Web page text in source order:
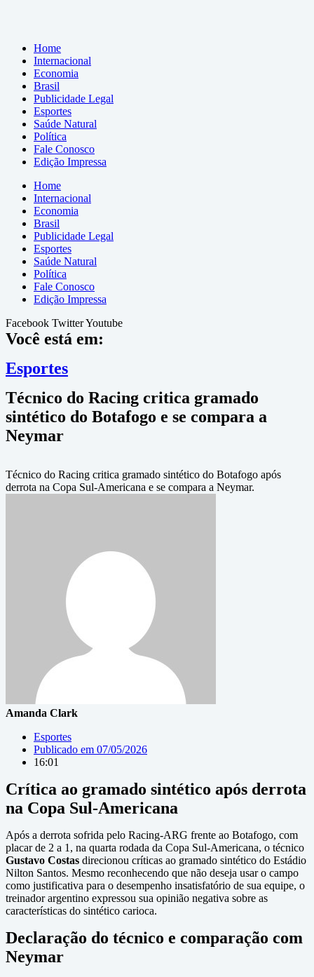
Home
Internacional
Economia
Brasil
Publicidade Legal
Esportes
Saúde Natural
Política
Fale Conosco
Edição Impressa
Home
Internacional
Economia
Brasil
Publicidade Legal
Esportes
Saúde Natural
Política
Fale Conosco
Edição Impressa
Facebook TwitterYoutube
Você está em:
Esportes
Técnico do Racing critica gramado
sintético do Botafogo e se compara a
Neymar
Técnico do Racing critica gramado sintético do Botafogo após
derrota na Copa Sul-Americana e se compara a Neymar.
Amanda Clark
Esportes
Publicado em 07/05/2026
16:01
Crítica ao gramado sintético após derrota
na Copa Sul-Americana
Após a derrota sofrida pelo Racing-ARG frente ao Botafogo, com
placar de 2 a 1, na quarta rodada da Copa Sul-Americana, o técnico
Gustavo Costas direcionou críticas ao gramado sintético do Estádio
Nilton Santos. Mesmo reconhecendo que não deseja usar o campo
como justificativa para o desempenho insatisfatório de sua equipe, o
treinador argentino expressou sua opinião negativa sobre as
características do sintético carioca.
Declaração do técnico e comparação com
Neymar